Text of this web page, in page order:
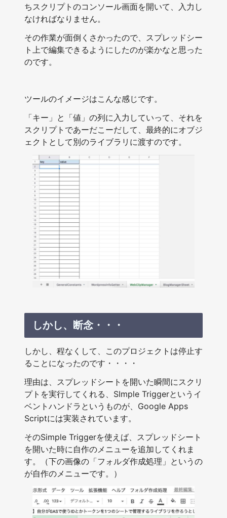
ちスクリプトのコンソール画面を開いて、入力し
なければなりません。
その作業が面倒くさかったので、スプレッドシー
ト上で編集できるようにしたのが楽かなと思った
のです。
ツールのイメージはこんな感じです。
「キー」と「値」の列に入力していって、それを
スクリプトであーだこーだして、最終的にオブジ
ェクトとして別のライブラリに渡すのです。
しかし、断念・・・
しかし、程なくして、このプロジェクトは停止す
ることになったのです・・・・
理由は、スプレッドシートを開いた瞬間にスクリ
プトを実行してくれる、SImple Triggerというイ
ベントハンドラというものが、Google Apps
Scriptには実装されています。
そのSimple Triggerを使えば、スプレッドシート
を開いた時に自作のメニューを追加してくれま
す。（下の画像の「フォルダ作成処理」というの
が自作のメニューです。）